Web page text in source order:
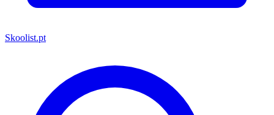
Skoolist.pt